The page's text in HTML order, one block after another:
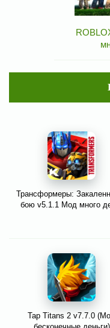
Трансформеры:
бою v5.1.1 Мод много
Tap Titans 2 v7.7.0